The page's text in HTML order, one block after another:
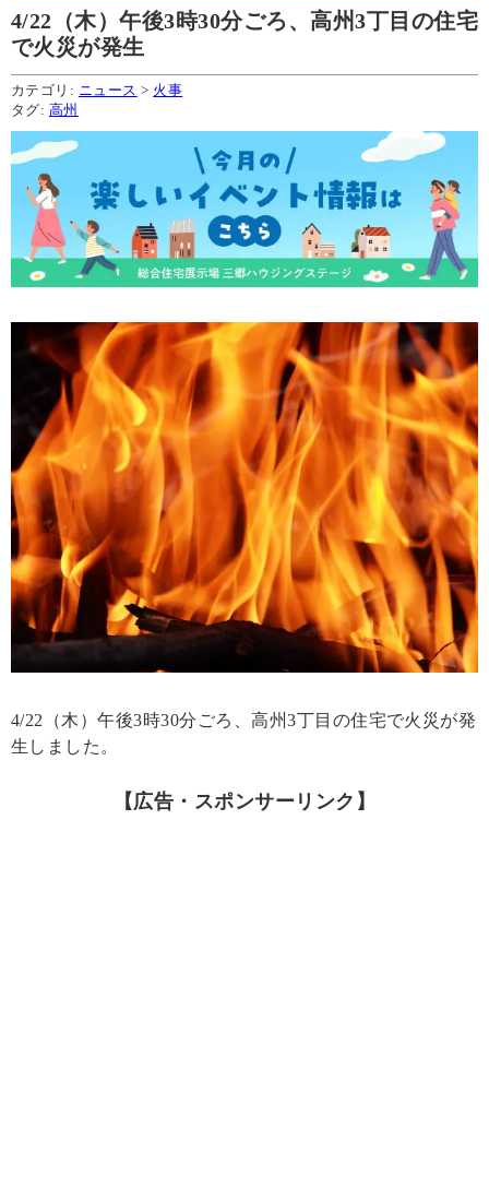
4/22（木）午後3時30分ごろ、高州3丁目の住宅
で火災が発生
カテゴリ: ニュース > 火事
タグ: 高州
4/22（木）午後3時30分ごろ、高州3丁目の住宅で火災が発
生しました。
【広告・スポンサーリンク】